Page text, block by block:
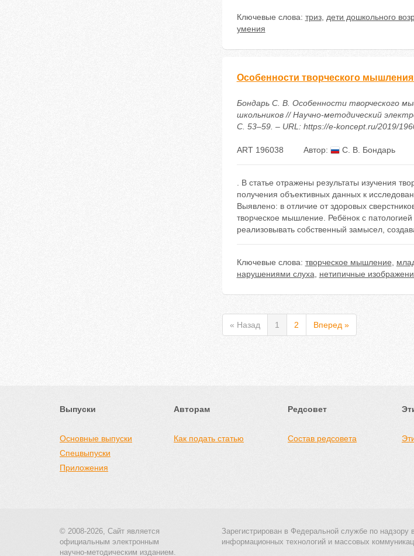
Ключевые слова: триз, дети дошкольного
умения
Особенности творческого
Бондарь С. В. Особенности творческого
школьников // Научно-методический
С. 53–59. – URL: https://e-koncept.ru/2019/
ART 196038 Автор: С. В. Бондарь
. В статье отражены результаты изучения
получения объективных данных к
Выявлено: в отличие от здоровых
творческое мышление. Ребёнок с
реализовывать собственный замысел,
Ключевые слова: творческое мышление
нарушениями слуха
нетипичные
« Назад 1 2 Вперед »
Выпуски
Основные выпуски
Спецвыпуски
Приложения
Авторам
Как подать статью
Редсовет
Состав редсовета
© 2008-2026, Сайт является
официальным электронным
научно-методическим изданием.
Зарегистрирован в Федеральной службе по надзору
информационных технологий и массовых